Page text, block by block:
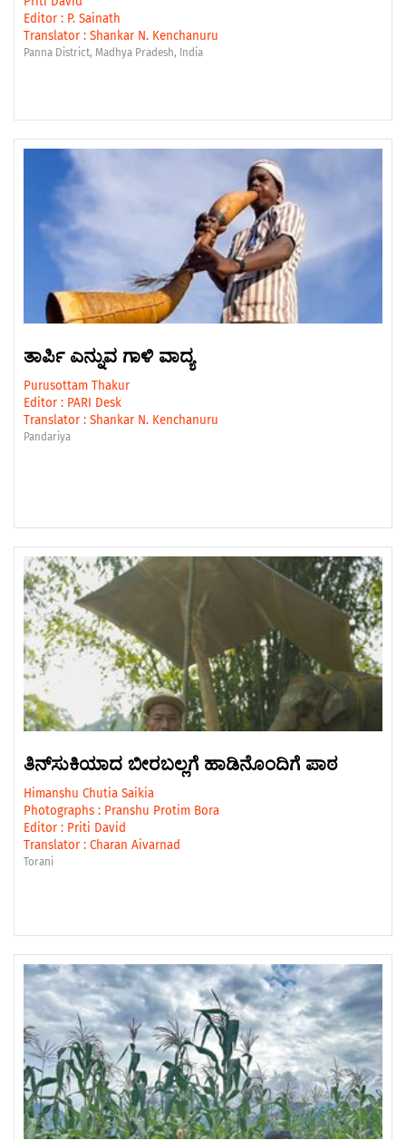
Editor : P. Sainath
Translator : Shankar N. Kenchanuru
Panna District, Madhya Pradesh, India
ತಾರ್ಪಿ ಎನ್ನುವ ಗಾಳಿ ವಾದ್ಯ
Purusottam Thakur
Editor : PARI Desk
Translator : Shankar N. Kenchanuru
Pandariya
ತಿನ್‌ಸುಕಿಯಾದ ಬೀರಬಲ್ಲಗೆ ಹಾಡಿನೊಂದಿಗೆ ಪಾಠ
Himanshu Chutia Saikia
Photographs : Pranshu Protim Bora
Editor : Priti David
Translator : Charan Aivarnad
Torani